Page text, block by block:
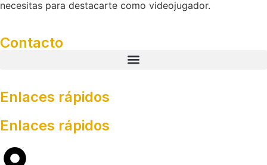
necesitas para destacarte como videojugador.
Contacto
Enlaces rápidos
Enlaces rápidos